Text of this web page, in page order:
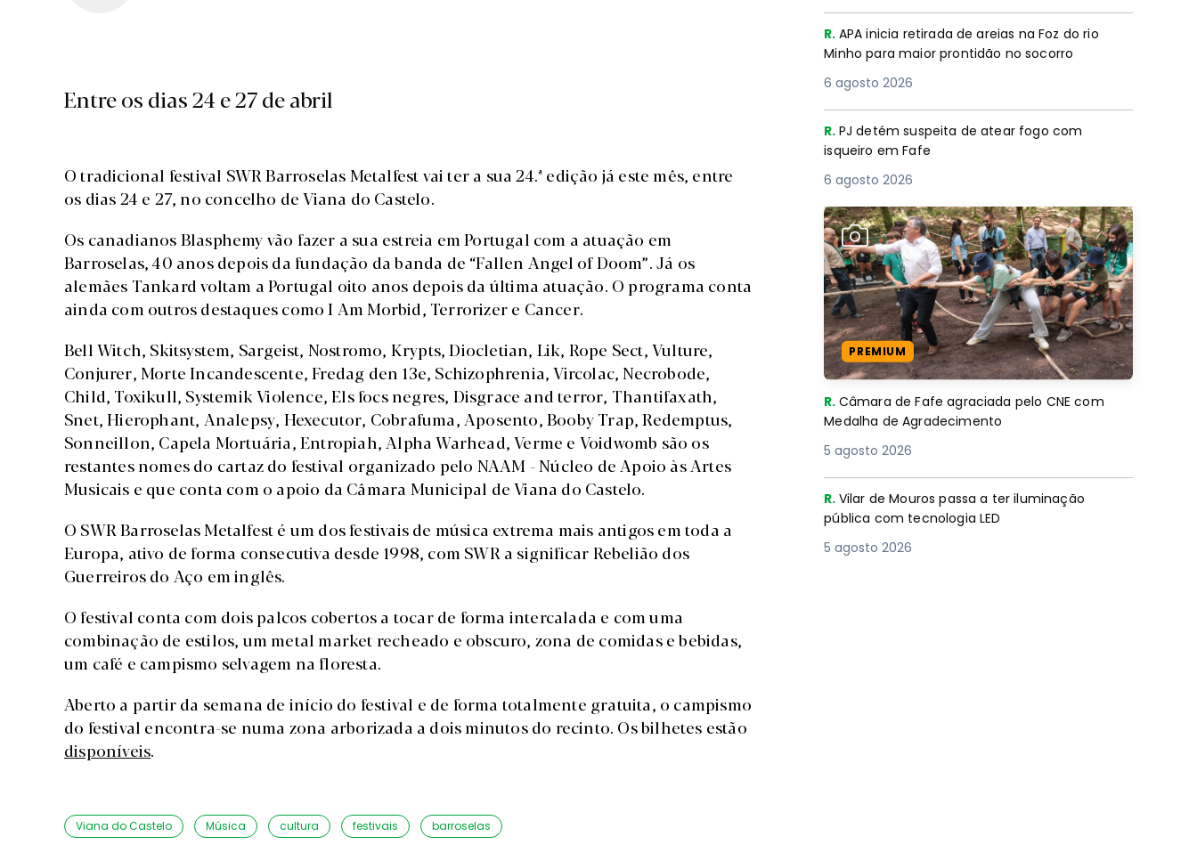
Entre os dias 24 e 27 de abril
O tradicional festival SWR Barroselas Metalfest vai ter a sua 24.ª edição já este mês, entre
os dias 24 e 27, no concelho de Viana do Castelo.
Os canadianos Blasphemy vão fazer a sua estreia em Portugal com a atuação em
Barroselas, 40 anos depois da fundação da banda de “Fallen Angel of Doom”. Já os
alemães Tankard voltam a Portugal oito anos depois da última atuação. O programa conta
ainda com outros destaques como I Am Morbid, Terrorizer e Cancer.
Bell Witch, Skitsystem, Sargeist, Nostromo, Krypts, Diocletian, Lik, Rope Sect, Vulture,
Conjurer, Morte Incandescente, Fredag den 13e, Schizophrenia, Vircolac, Necrobode,
Child, Toxikull, Systemik Violence, Els focs negres, Disgrace and terror, Thantifaxath,
Snet, Hierophant, Analepsy, Hexecutor, Cobrafuma, Aposento, Booby Trap, Redemptus,
Sonneillon, Capela Mortuária, Entropiah, Alpha Warhead, Verme e Voidwomb são os
restantes nomes do cartaz do festival organizado pelo NAAM - Núcleo de Apoio às Artes
Musicais e que conta com o apoio da Câmara Municipal de Viana do Castelo.
O SWR Barroselas Metalfest é um dos festivais de música extrema mais antigos em toda a
Europa, ativo de forma consecutiva desde 1998, com SWR a significar Rebelião dos
Guerreiros do Aço em inglês.
O festival conta com dois palcos cobertos a tocar de forma intercalada e com uma
combinação de estilos, um metal market recheado e obscuro, zona de comidas e bebidas,
um café e campismo selvagem na floresta.
Aberto a partir da semana de início do festival e de forma totalmente gratuita, o campismo
do festival encontra-se numa zona arborizada a dois minutos do recinto. Os bilhetes estão
disponíveis.
Viana do Castelo Música cultura festivais barroselas
R. APA inicia retirada de areias na Foz do rio
Minho para maior prontidão no socorro
6 agosto 2026
R. PJ detém suspeita de atear fogo com
isqueiro em Fafe
6 agosto 2026
PREMIUM
R. Câmara de Fafe agraciada pelo CNE com
Medalha de Agradecimento
5 agosto 2026
R. Vilar de Mouros passa a ter iluminação
pública com tecnologia LED
5 agosto 2026